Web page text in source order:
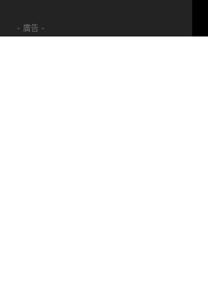
- 廣告 -